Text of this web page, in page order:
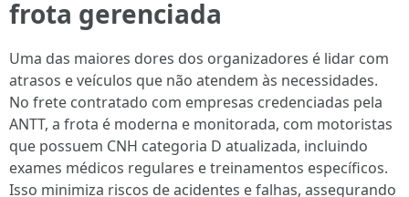
frota gerenciada
Uma das maiores dores dos organizadores é lidar com
atrasos e veículos que não atendem às necessidades.
No frete contratado com empresas credenciadas pela
ANTT, a frota é moderna e monitorada, com motoristas
que possuem CNH categoria D atualizada, incluindo
exames médicos regulares e treinamentos específicos.
Isso minimiza riscos de acidentes e falhas, assegurando